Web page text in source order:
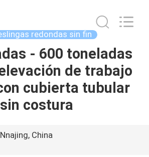
redondas sin fin
- 600 toneladas
de trabajo
cubierta tubular
sin costura
Nnajing, China